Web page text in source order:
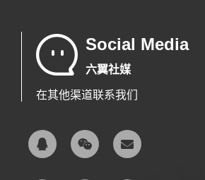
Social Media
六翼社媒
在其他渠道联系我们